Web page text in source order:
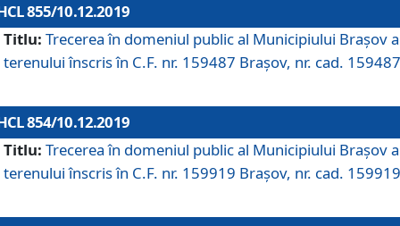
855/10.12.2019
Titlu: Trecerea în domeniul public al Municipiului Braşov a
terenului înscris în C.F. nr. 159487 Brașov, nr. cad.
854/10.12.2019
Titlu: Trecerea în domeniul public al Municipiului Braşov a
terenului înscris în C.F. nr. 159919 Brașov, nr. cad.